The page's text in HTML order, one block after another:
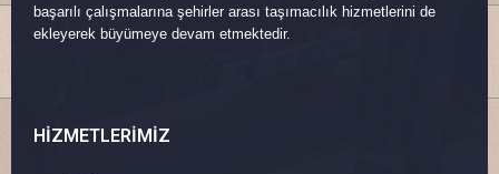
başarılı çalışmalarına şehirler arası taşımacılık hizmetlerini de
ekleyerek büyümeye devam etmektedir.
HIZMETLERIMIZ